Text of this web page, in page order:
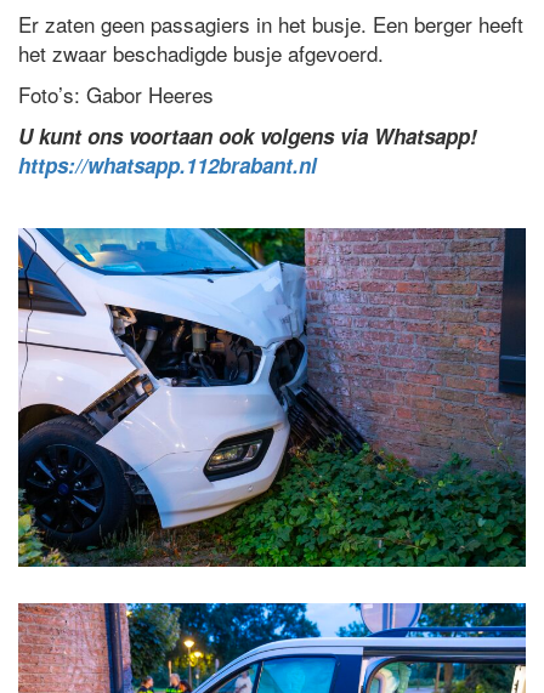
Er zaten geen passagiers in het busje. Een berger heeft
het zwaar beschadigde busje afgevoerd.
Foto’s: Gabor Heeres
U kunt ons voortaan ook volgens via Whatsapp!
https://whatsapp.112brabant.nl